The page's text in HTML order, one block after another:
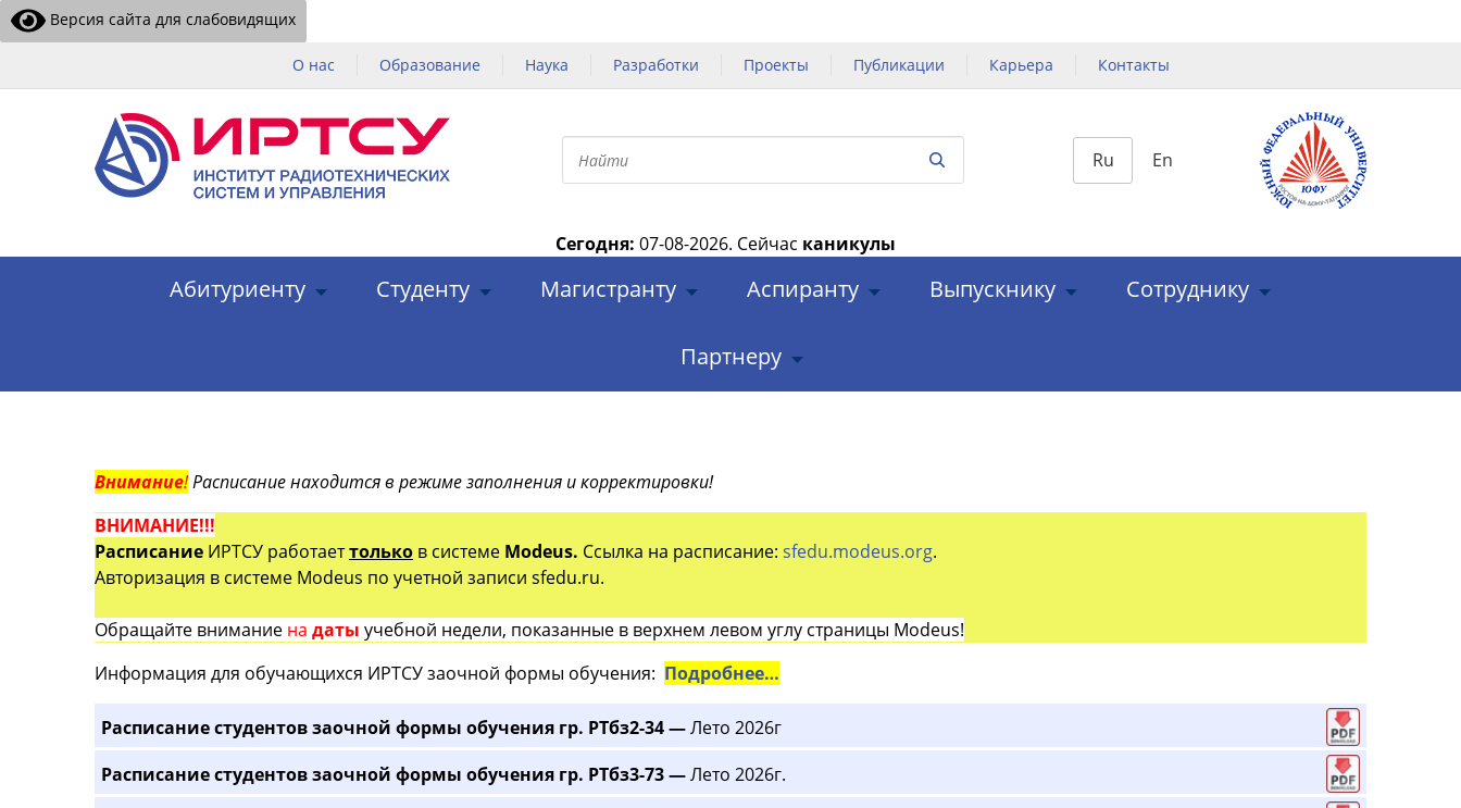
Версия сайта для слабовидящих
О нас Образование Наука Разработки Проекты Публикации Карьера Контакты
Ru En
Сегодня: 07-08-2026. Сейчас каникулы
Абитуриенту Студенту Магистранту Аспиранту Выпускнику Сотруднику
Партнеру
Внимание!Расписание находится в режиме заполнения и корректировки!
ВНИМАНИЕ!!!
Расписание ИРТСУ работаеттолько в системе Modeus. Ссылка на расписание: sfedu.modeus.org.
Авторизация в системе Modeus по учетной записи sfedu.ru.
Обращайте внимание на даты учебной недели, показанные в верхнем левом углу страницы Modeus!
Информация для обучающихся ИРТСУ заочной формы обучения: Подробнее…
Расписание студентов заочной формы обучения гр. РТбз2-34 —Лето 2026г
Расписание студентов заочной формы обучения гр. РТбз3-73 —Лето 2026г.